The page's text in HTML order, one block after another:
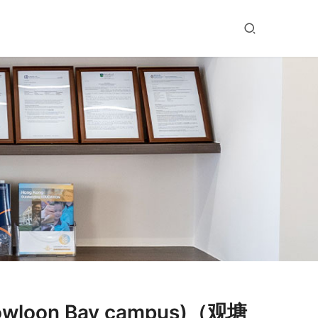
Bay campus)（观塘